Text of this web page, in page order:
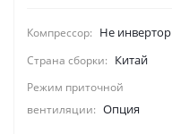
Компрессор: Не инвертор
Страна сборки: Китай
Режим приточной
вентиляции: Опция